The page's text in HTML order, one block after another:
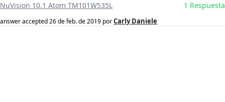
NuVision 10.1 Atom TM101W535L 1 Respuesta
answer accepted26 de feb. de 2019 porCarly Daniele